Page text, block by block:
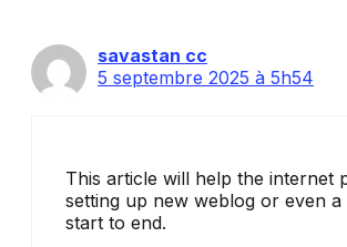
savastan cc
5 septembre 2025 à 5h54
This article will help the internet
setting up new weblog or even
start to end.